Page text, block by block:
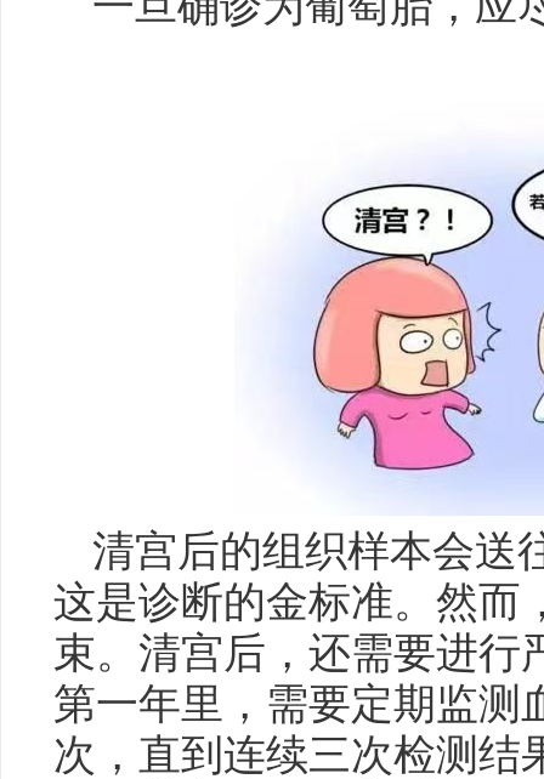
清宫后的组织样本会送
这是诊断的金标准。然而
束。清宫后，还需要进行
第一年里，需要定期监测
次，直到连续三次检测结